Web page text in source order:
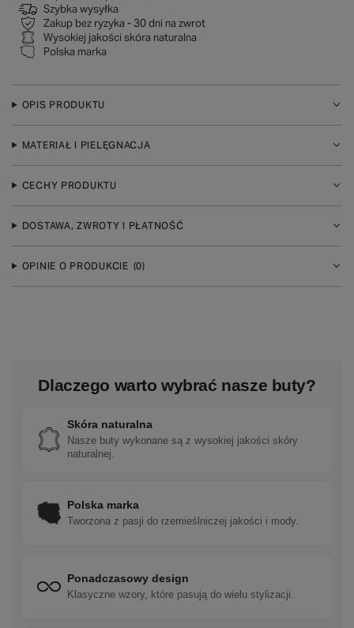
Szybka wysyłka
Zakup bez ryzyka - 30 dni na zwrot
Wysokiej jakości skóra naturalna
Polska marka
OPIS PRODUKTU
MATERIAŁ I PIELĘGNACJA
CECHY PRODUKTU
DOSTAWA, ZWROTY I PŁATNOŚĆ
OPINIE O PRODUKCIE (0)
Dlaczego warto wybrać nasze buty?
Skóra naturalna
Nasze buty wykonane są z wysokiej jakości skóry
naturalnej.
Polska marka
Tworzona z pasji do rzemieślniczej jakości i mody.
Ponadczasowy design
Klasyczne wzory, które pasują do wielu stylizacji.